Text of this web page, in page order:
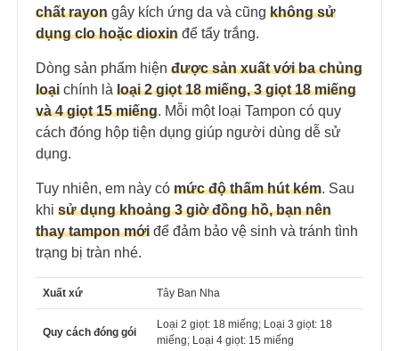
chất rayon gây kích ứng da và cũng không sử
dụng clo hoặc dioxin để tẩy trắng.
Dòng sản phẩm hiện được sản xuất với ba chủng
loại chính là loại 2 giọt 18 miếng, 3 giọt 18 miếng
và 4 giọt 15 miếng. Mỗi một loại Tampon có quy
cách đóng hộp tiện dụng giúp người dùng dễ sử
dụng.
Tuy nhiên, em này có mức độ thấm hút kém. Sau
khi sử dụng khoảng 3 giờ đồng hồ, bạn nên
thay tampon mới để đảm bảo vệ sinh và tránh tình
trạng bị tràn nhé.
Xuất xứ Tây Ban Nha
Quy cách đóng gói
Loại 2 giọt: 18 miếng; Loại 3 giọt: 18
miếng; Loại 4 giọt: 15 miếng